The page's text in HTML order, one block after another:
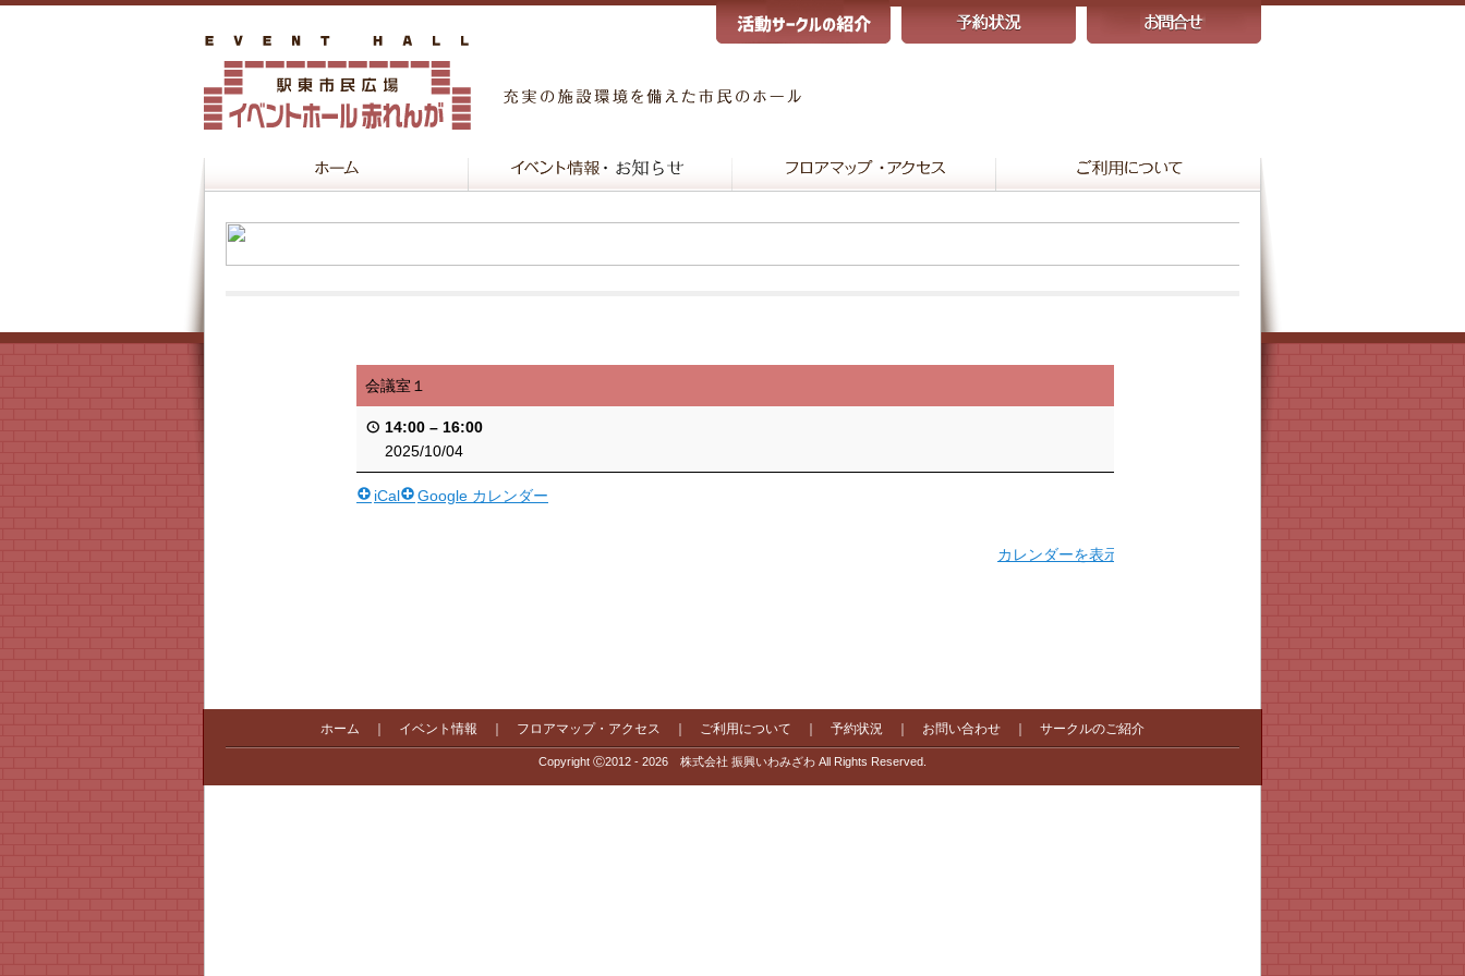
会議室１
14:00 – 16:00
2025/10/04
iCal Google カレンダー
カレンダーを表示
ホーム イベント情報 フロアマップ・アクセス ご利用について 予約状況 お問い合わせ サークルのご紹介
Copyright Ⓒ2012 - 2026 株式会社 振興いわみざわ All Rights Reserved.